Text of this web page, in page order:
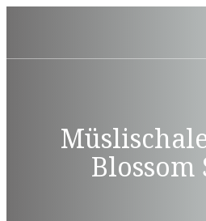
Blossom